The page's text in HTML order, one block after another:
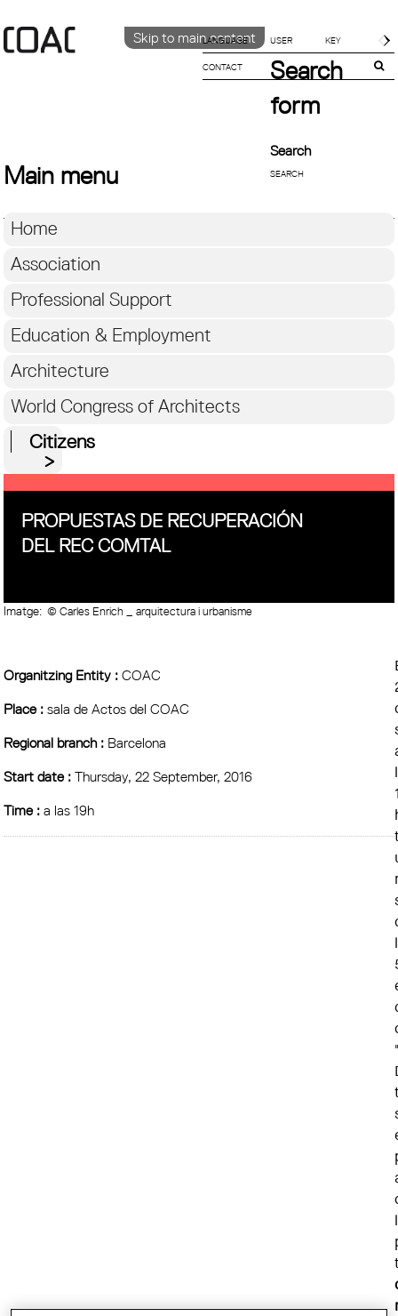
Skip to main content
LANGUAGE
CATALÀ
CONTACT
Search
form
Search
Main menu
Home
Association
Professional Support
Education & Employment
Architecture
World Congress of Architects
Citizens
PROPUESTAS DE RECUPERACIÓN
DEL REC COMTAL
Imatge: © Carles Enrich _ arquitectura i urbanisme
Organitzing Entity :COAC
Place :sala de Actos del COAC
Regional branch : Barcelona
Start date :Thursday, 22 September, 2016
Time :a las 19h